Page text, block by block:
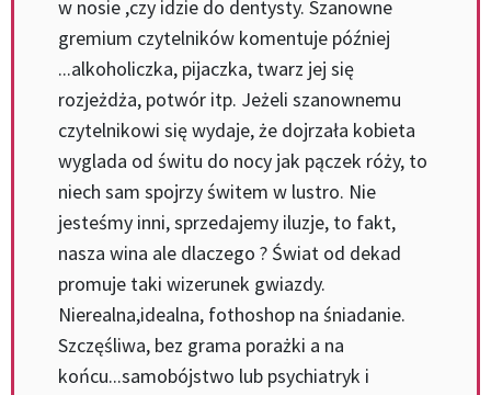
w nosie ,czy idzie do dentysty. Szanowne
gremium czytelników komentuje później
...alkoholiczka, pijaczka, twarz jej się
rozjeżdża, potwór itp. Jeżeli szanownemu
czytelnikowi się wydaje, że dojrzała kobieta
wyglada od świtu do nocy jak pączek róży, to
niech sam spojrzy świtem w lustro. Nie
jesteśmy inni, sprzedajemy iluzje, to fakt,
nasza wina ale dlaczego ? Świat od dekad
promuje taki wizerunek gwiazdy.
Nierealna,idealna, fothoshop na śniadanie.
Szczęśliwa, bez grama porażki a na
końcu...samobójstwo lub psychiatryk i